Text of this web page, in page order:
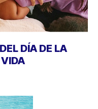
DÍA DE LA